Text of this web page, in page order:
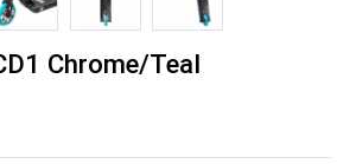
Chrome/Teal